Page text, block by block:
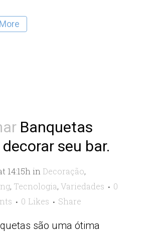
Banquetas
seu bar.
14:15h in Decoração,
, Tecnologia, Variedades
0
0 Likes Share
são uma ótima